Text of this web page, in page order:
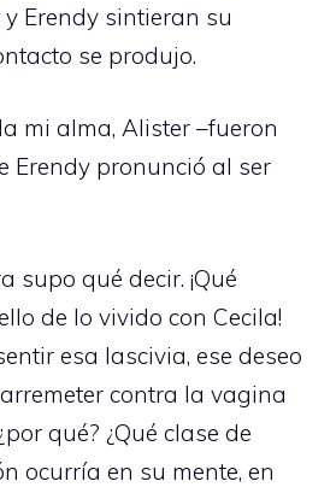
Erendy sintieran su
se produjo.
mi alma, Alister –fueron
Erendy pronunció al ser
supo qué decir. ¡Qué
de lo vivido con Cecila!
esa lascivia, ese deseo
contra la vagina
qué? ¿Qué clase de
ocurría en su mente, en